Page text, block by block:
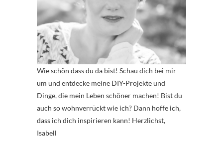
Wie schön dass du da bist! Schau dich bei mir
um und entdecke meine DIY-Projekte und
Dinge, die mein Leben schöner machen! Bist du
auch so wohnverrückt wie ich? Dann hoffe ich,
dass ich dich inspirieren kann! Herzlichst,
Isabell